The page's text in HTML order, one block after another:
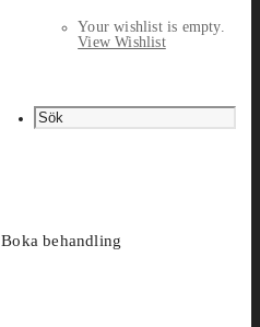
Your wishlist is empty.
View Wishlist
Boka behandling